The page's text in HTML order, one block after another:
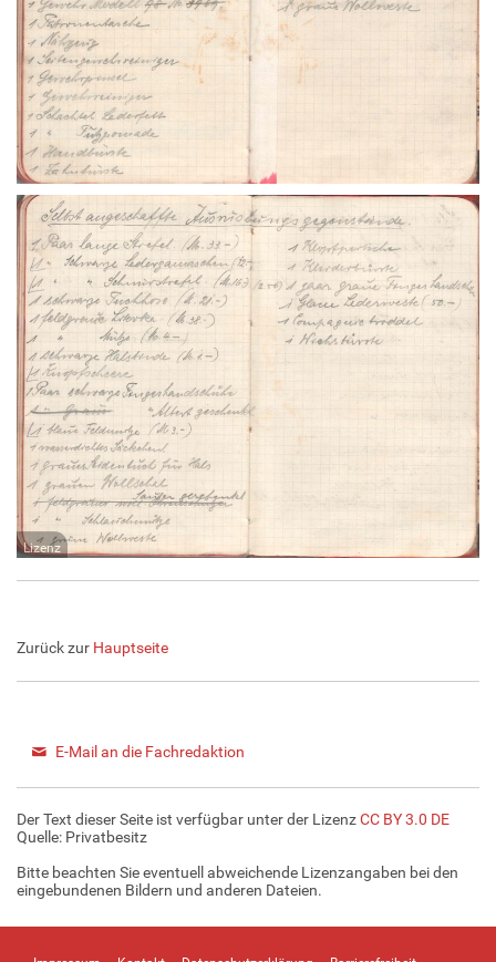
Lizenz
Zurück zur Hauptseite
E-Mail an die Fachredaktion
Der Text dieser Seite ist verfügbar unter der LizenzCC BY 3.0 DE
Quelle: Privatbesitz
Bitte beachten Sie eventuell abweichende Lizenzangaben bei den
eingebundenen Bildern und anderen Dateien.